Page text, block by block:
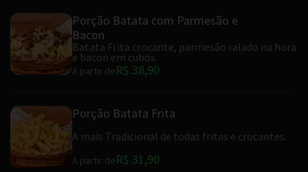
Porção Batata com Parmesão e
Bacon
Batata Frita crocante, parmesão ralado na hora
e bacon em cubos.
A partir deR$ 38,90
Porção Batata Frita
A mais Tradicional de todas fritas e crocantes.
A partir deR$ 31,90